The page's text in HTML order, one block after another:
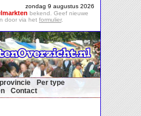
zondag 9 augustus 2026
bekend. Geef nieuwe
door via het formulier.
Per type
Contact